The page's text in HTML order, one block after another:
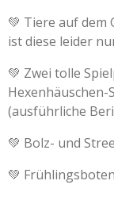
💚 Tiere auf dem
ist diese leider
💚 Zwei tolle
(ausführliche
💚 Bolz- und
💚